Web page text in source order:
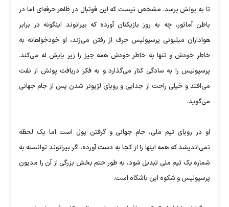
تا به پولش برسد. مشخص نیست که این فوتبال در ظاهر حرفه‌ای اما در
باطن آماتور، چه به روز بازیکنان آورده که بیرانوند اینگونه در برابر
هواداران میلیونی پرسپولیس حرف از رفتن می‌زند، او خودخواهانه به
خاطر خودش و تنها به خاطر خودش همه چیز را زیر پایش له می‌کند.
پرسپولیس را به سادگی کنار می‌گذارد و به فکر دریافت پولش از نفت
می‌افتد و خیلی راحت از جدایی و رویای لژیونر شدن پس از جام جهانی
می‌گوید.
او در رویای تیم ملی، جام جهانی و گرفتن پول است اما یک لحظه
نمی‌اندیشد که همه اینها را از کجا به دست آورده. اگر بیرانوند توانسته به
شماره یک تیم ملی تبدیل شود، به طور حتم بخش بزرگی از آن را مدیون
پرسپولیس و شکوه این باشگاه است.